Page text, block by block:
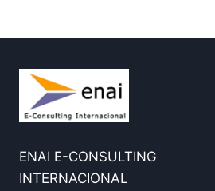
ENAI E-CONSULTING
INTERNACIONAL